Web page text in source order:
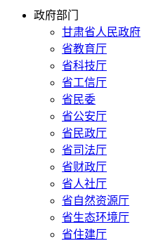
政府部门
甘肃省人民政府
省教育厅
省科技厅
省工信厅
省民委
省公安厅
省民政厅
省司法厅
省财政厅
省人社厅
省自然资源厅
省生态环境厅
省住建厅